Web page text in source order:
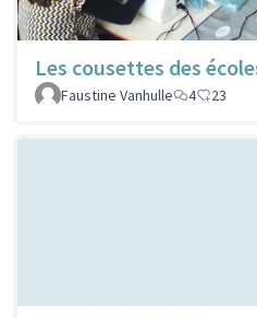
Les cousettes des
Faustine Vanhulle
4 23